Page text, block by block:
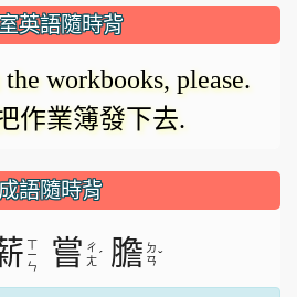
正
載
入。影
片
英語隨時背
workbooks, please.
作業簿發下去.
語隨時背
ㄒ
ㄧ
ㄣ
嘗 ㄔ
ㄤˊ 膽 ㄉ
ㄢˇ